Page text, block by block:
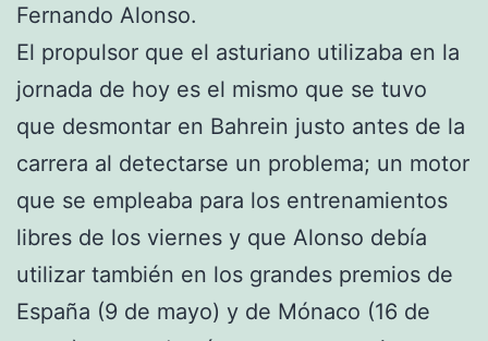
Fernando Alonso.
El propulsor que el asturiano utilizaba en la
jornada de hoy es el mismo que se tuvo
que desmontar en Bahrein justo antes de la
carrera al detectarse un problema; un motor
que se empleaba para los entrenamientos
libres de los viernes y que Alonso debía
utilizar también en los grandes premios de
España (9 de mayo) y de Mónaco (16 de